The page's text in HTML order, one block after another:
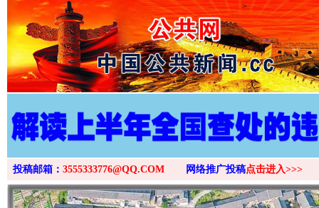
>
投稿邮箱： 3555333776@QQ.COM 网络推广投稿点击进入>>>